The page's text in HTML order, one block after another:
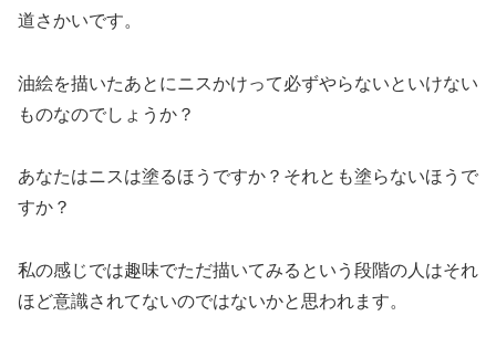
道さかいです。
油絵を描いたあとにニスかけって必ずやらないといけない
ものなのでしょうか？
あなたはニスは塗るほうですか？それとも塗らないほうで
すか？
私の感じでは趣味でただ描いてみるという段階の人はそれ
ほど意識されてないのではないかと思われます。